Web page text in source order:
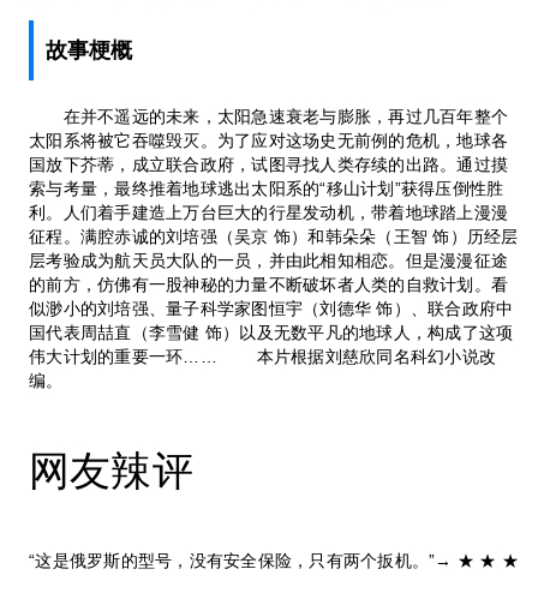
故事梗概
在并不遥远的未来，太阳急速衰老与膨胀，再过几百年整个
太阳系将被它吞噬毁灭。为了应对这场史无前例的危机，地球各
国放下芥蒂，成立联合政府，试图寻找人类存续的出路。通过摸
索与考量，最终推着地球逃出太阳系的“移山计划”获得压倒性胜
利。人们着手建造上万台巨大的行星发动机，带着地球踏上漫漫
征程。满腔赤诚的刘培强（吴京 饰）和韩朵朵（王智 饰）历经层
层考验成为航天员大队的一员，并由此相知相恋。但是漫漫征途
的前方，仿佛有一股神秘的力量不断破坏者人类的自救计划。看
似渺小的刘培强、量子科学家图恒宇（刘德华 饰）、联合政府中
国代表周喆直（李雪健 饰）以及无数平凡的地球人，构成了这项
伟大计划的重要一环…… 本片根据刘慈欣同名科幻小说改
编。
网友辣评
“这是俄罗斯的型号，没有安全保险，只有两个扳机。”→ ★ ★ ★